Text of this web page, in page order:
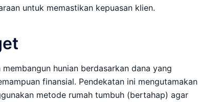
untuk memastikan kepuasan klien.
hunian berdasarkan dana yang
finansial. Pendekatan ini mengutamakan
metode rumah tumbuh (bertahap) agar